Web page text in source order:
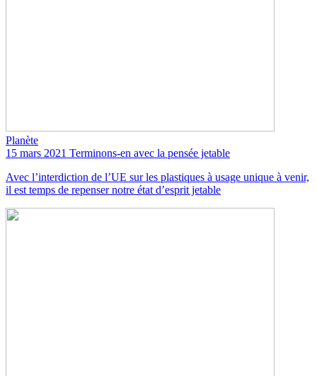
Planète
15 mars 2021 Terminons-en avec la pensée jetable
Avec l’interdiction de l’UE sur les plastiques à usage unique à venir,
il est temps de repenser notre état d’esprit jetable